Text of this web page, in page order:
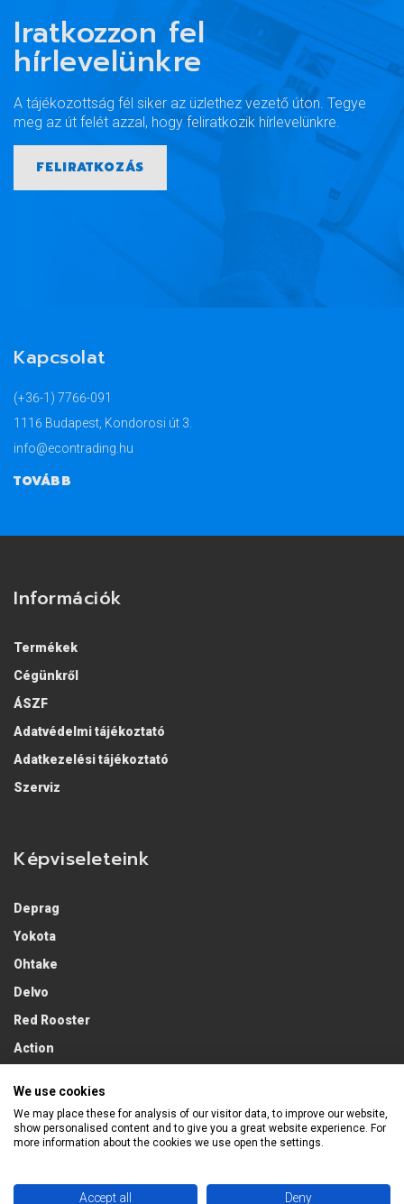
Iratkozzon fel
hírlevelünkre
A tájékozottság fél siker az üzlethez vezető úton. Tegye
meg az út felét azzal, hogy feliratkozik hírlevelünkre.
FELIRATKOZÁS
Kapcsolat
(+36-1) 7766-091
1116 Budapest, Kondorosi út 3.
info@econtrading.hu
TOVÁBB
Információk
Termékek
Cégünkről
ÁSZF
Adatvédelmi tájékoztató
Adatkezelési tájékoztató
Szerviz
Képviseleteink
Deprag
Yokota
Ohtake
Delvo
Red Rooster
Action
We use cookies
We may place these for analysis of our visitor data, to improve our website,
show personalised content and to give you a great website experience. For
more information about the cookies we use open the settings.
Accept all Deny